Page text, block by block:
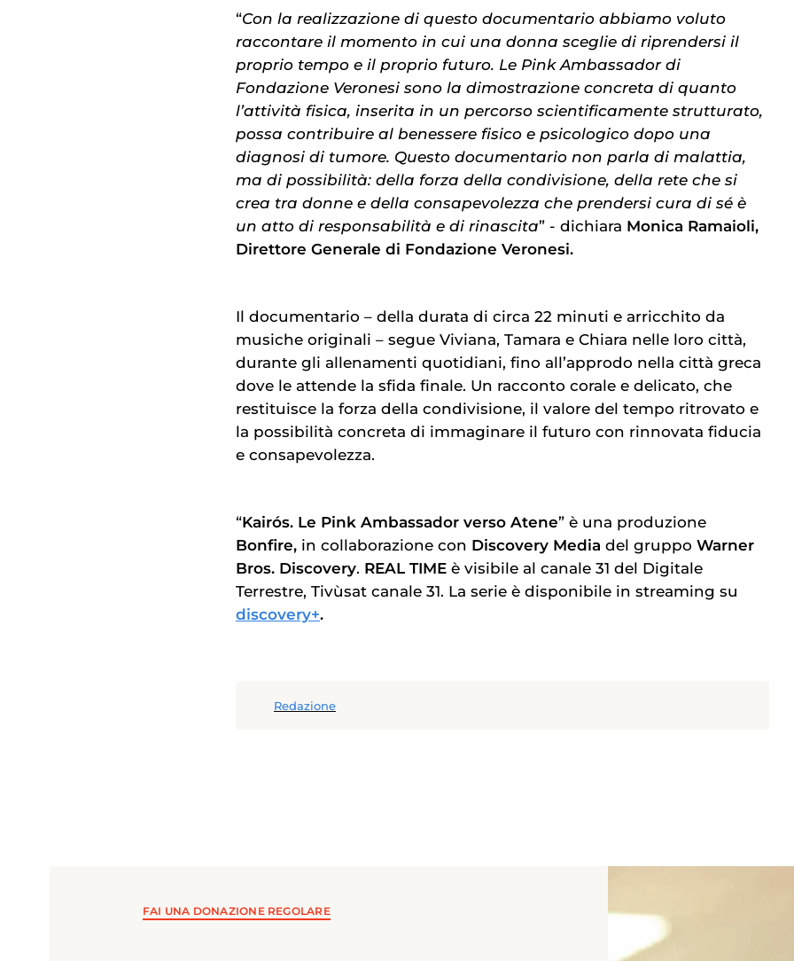
“Con la realizzazione di questo documentario abbiamo voluto
raccontare il momento in cui una donna sceglie di riprendersi il
proprio tempo e il proprio futuro. Le Pink Ambassador di
Fondazione Veronesi sono la dimostrazione concreta di quanto
l’attività fisica, inserita in un percorso scientificamente strutturato,
possa contribuire al benessere fisico e psicologico dopo una
diagnosi di tumore. Questo documentario non parla di malattia,
ma di possibilità: della forza della condivisione, della rete che si
crea tra donne e della consapevolezza che prendersi cura di sé è
un atto di responsabilità e di rinascita” - dichiara Monica Ramaioli,
Direttore Generale di Fondazione Veronesi.
Il documentario – della durata di circa 22 minuti e arricchito da
musiche originali – segue Viviana, Tamara e Chiara nelle loro città,
durante gli allenamenti quotidiani, fino all’approdo nella città greca
dove le attende la sfida finale. Un racconto corale e delicato, che
restituisce la forza della condivisione, il valore del tempo ritrovato e
la possibilità concreta di immaginare il futuro con rinnovata fiducia
e consapevolezza.
“Kairós. Le Pink Ambassador verso Atene” è una produzione
Bonfire, in collaborazione con Discovery Media del gruppo Warner
Bros. Discovery. REAL TIME è visibile al canale 31 del Digitale
Terrestre, Tivùsat canale 31. La serie è disponibile in streaming su
discovery+.
Redazione
FAI UNA DONAZIONE REGOLARE